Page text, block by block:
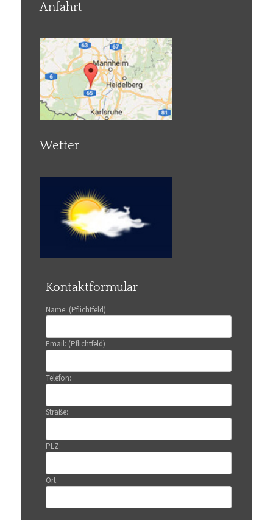
Anfahrt
Wetter
Kontaktformular
Name: (Pflichtfeld)
Email: (Pflichtfeld)
Telefon:
Straße:
PLZ:
Ort: